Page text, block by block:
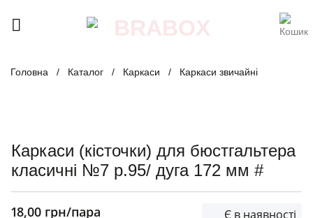
Головна / Каталог / Каркаси / Каркаси звичайні
Каркаси (кісточки) для бюстгальтера
класичні №7 р.95/ дуга 172 мм #
18,00 грн/пара Є в наявності